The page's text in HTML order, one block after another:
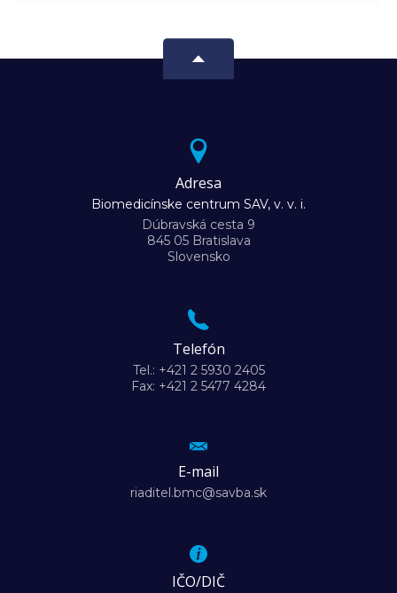
Adresa
Biomedicínske centrum SAV, v. v. i.
Dúbravská cesta 9
845 05 Bratislava
Slovensko
Telefón
Tel.: +421 2 5930 2405
Fax: +421 2 5477 4284
E-mail
riaditel.bmc@savba.sk
IČO/DIČ